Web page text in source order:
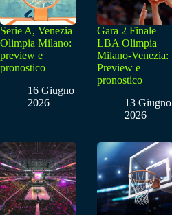
Serie A, Venezia
Olimpia Milano:
preview e
pronostico
16 Giugno
2026
Gara 2 Finale
LBA Olimpia
Milano-Venezia:
Preview e
pronostico
13 Giugno
2026